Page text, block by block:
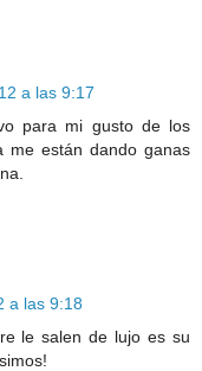
a las 9:17
para mi gusto de los
me están dando ganas
a las 9:18
le salen de lujo es su